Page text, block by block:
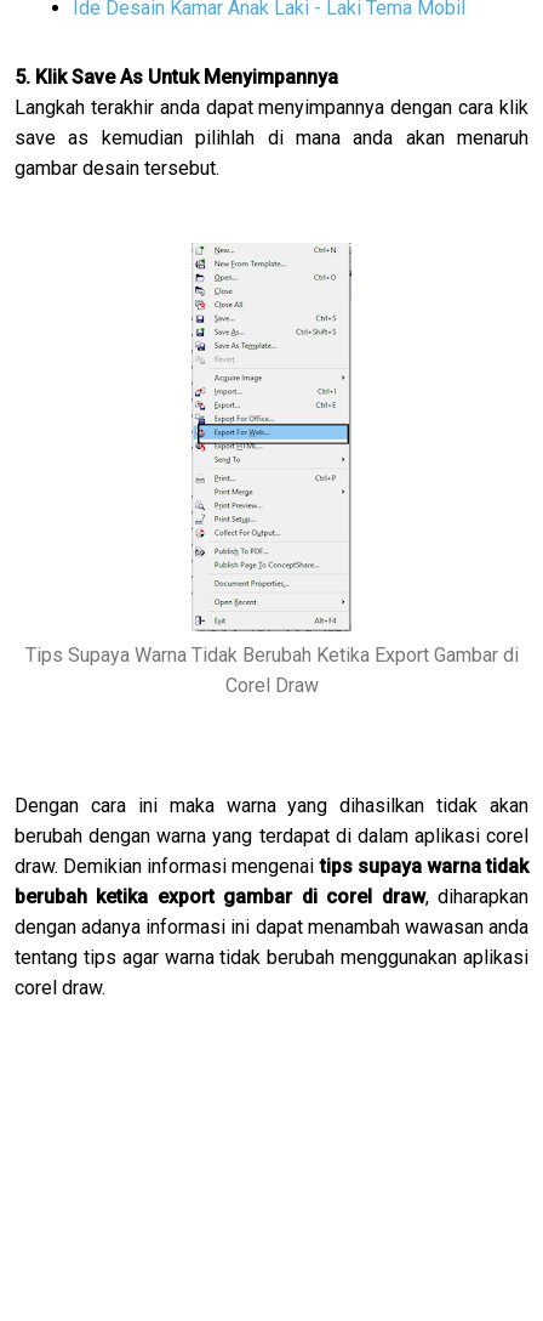
Ide Desain Kamar Anak Laki - Laki Tema Mobil
5. Klik Save As Untuk Menyimpannya
Langkah terakhir anda dapat menyimpannya dengan cara klik
save as kemudian pilihlah di mana anda akan menaruh
gambar desain tersebut.
Tips Supaya Warna Tidak Berubah Ketika Export Gambar di
Corel Draw
Dengan cara ini maka warna yang dihasilkan tidak akan
berubah dengan warna yang terdapat di dalam aplikasi corel
draw. Demikian informasi mengenaitips supaya warna tidak
berubah ketika export gambar di corel draw, diharapkan
dengan adanya informasi ini dapat menambah wawasan anda
tentang tips agar warna tidak berubah menggunakan aplikasi
corel draw.